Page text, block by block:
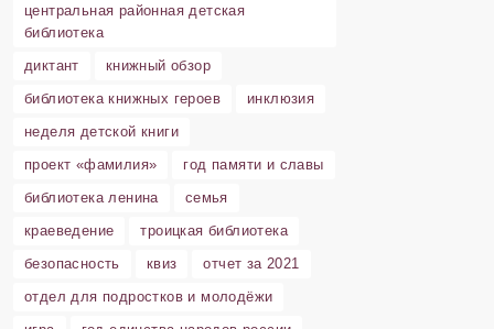
центральная районная детская
библиотека
диктант
книжный обзор
библиотека книжных героев
инклюзия
неделя детской книги
проект «фамилия»
год памяти и славы
библиотека ленина
семья
краеведение
троицкая библиотека
безопасность
квиз
отчет за 2021
отдел для подростков и молодёжи